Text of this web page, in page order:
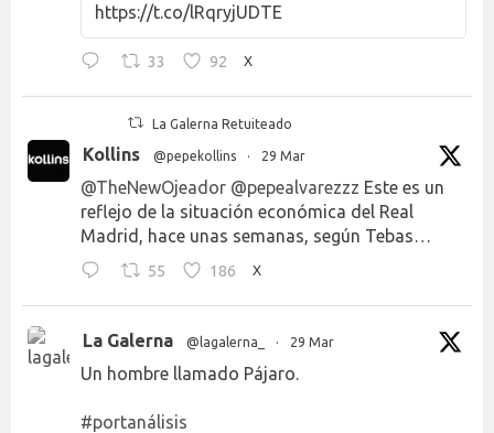
https://t.co/lRqryjUDTE
33 92 X
La Galerna Retuiteado
Kollins @pepekollins · 29 Mar
@TheNewOjeador @pepealvarezzz Este es un
reflejo de la situación económica del Real
Madrid, hace unas semanas, según Tebas…
55 186 X
La Galerna @lagalerna_ · 29 Mar
Un hombre llamado Pájaro.
#portanálisis